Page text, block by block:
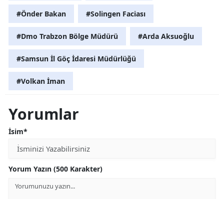
#Önder Bakan #Solingen Faciası
#Dmo Trabzon Bölge Müdürü #Arda Aksuoğlu
#Samsun İl Göç İdaresi Müdürlüğü
#Volkan İman
Yorumlar
İsim*
Yorum Yazın (500 Karakter)